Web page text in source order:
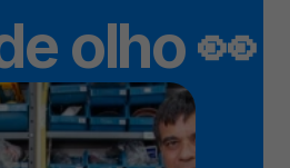
olho 👀